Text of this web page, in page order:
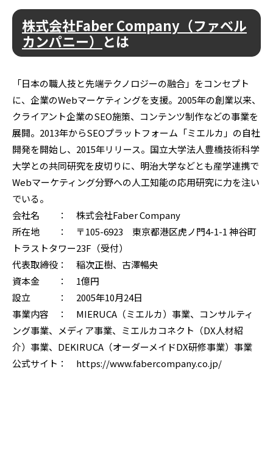
株式会社Faber Company（ファベル
カンパニー） とは
「日本の職人技と先端テクノロジーの融合」をコンセプト
に、企業のWebマーケティングを支援。2005年の創業以来、
クライアント企業のSEO施策、コンテンツ制作などの事業を
展開。2013年からSEOプラットフォーム「ミエルカ」の自社
開発を開始し、2015年リリース。国立大学法人豊橋技術科学
大学との共同研究を皮切りに、明治大学などとも産学連携で
Webマーケティング分野への人工知能の応用研究に力を注い
でいる。
会社名 ： 株式会社Faber Company
所在地 ： 〒105-6923 東京都港区虎ノ門4-1-1 神谷町
トラストタワー23F（受付）
代表取締役： 稲次正樹、古澤暢央
資本金 ： 1億円
設立 ： 2005年10月24日
事業内容 ： MIERUCA（ミエルカ）事業、コンサルティ
ング事業、メディア事業、ミエルカコネクト（DX人材紹
介）事業、DEKIRUCA（オーダーメイドDX研修事業）事業
公式サイト： https://www.fabercompany.co.jp/